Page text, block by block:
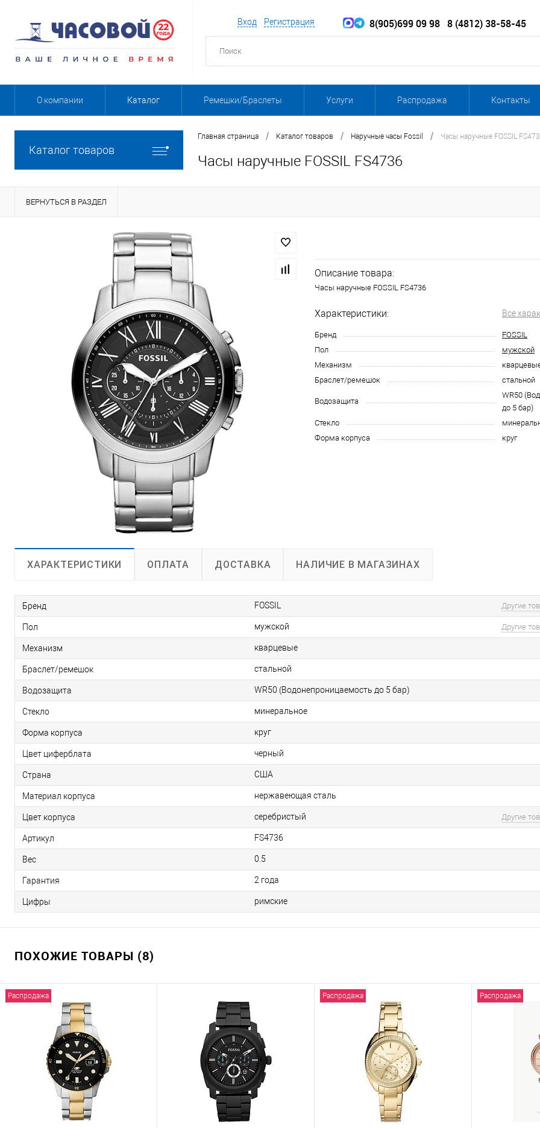
Вход Регистрация 8(905)699 09 98 8 (4812) 38-58-45
О компании Каталог Ремешки/Браслеты Услуги Распродажа Контакты
Каталог товаров
Главная страница / Каталог товаров / Наручные часы Fossil / Часы наручные FOSSIL
Часы наручные FOSSIL FS4736
ВЕРНУТЬСЯ В РАЗДЕЛ
Описание товара:
Часы наручные FOSSIL FS4736
Характеристики: Все
Бренд
FOSSIL
Пол
мужской
Механизм
Браслет/ремешок
стальной
Водозащита
WR50
до 5 бар)
Стекло
Форма корпуса
круг
ХАРАКТЕРИСТИКИ ОПЛАТА ДОСТАВКА НАЛИЧИЕ В МАГАЗИНАХ
Бренд FOSSIL Другие
Пол мужской Другие
Механизм кварцевые
Браслет/ремешок стальной
Водозащита WR50 (Водонепроницаемость до 5 бар)
Стекло минеральное
Форма корпуса круг
Цвет циферблата черный
Страна США
Материал корпуса нержавеющая сталь
Цвет корпуса серебристый Другие
Артикул FS4736
Вес 0.5
Гарантия 2 года
Цифры римские
ПОХОЖИЕ ТОВАРЫ (8)
Распродажа Распродажа Распродажа